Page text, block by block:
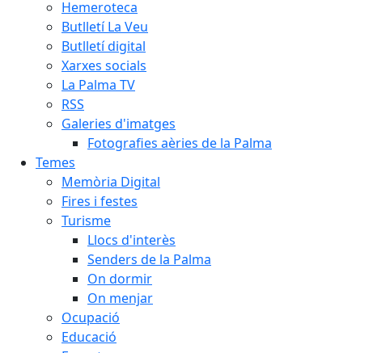
Hemeroteca
Butlletí La Veu
Butlletí digital
Xarxes socials
La Palma TV
RSS
Galeries d'imatges
Fotografies aèries de la Palma
Temes
Memòria Digital
Fires i festes
Turisme
Llocs d'interès
Senders de la Palma
On dormir
On menjar
Ocupació
Educació